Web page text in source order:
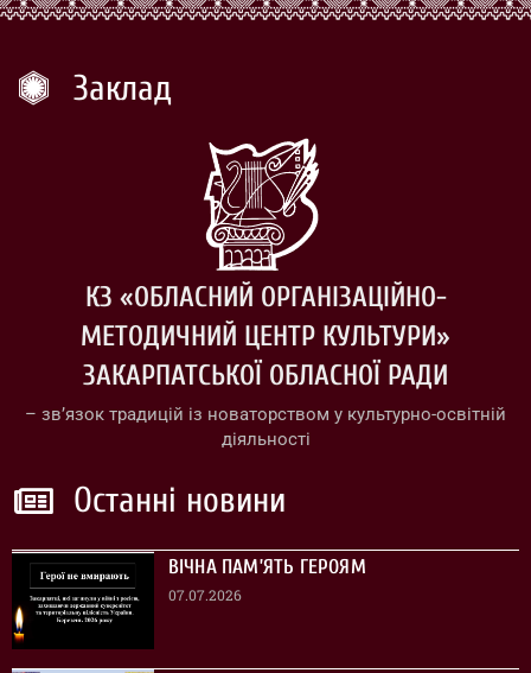
Заклад
КЗ «ОБЛАСНИЙ ОРГАНІЗАЦІЙНО-
МЕТОДИЧНИЙ ЦЕНТР КУЛЬТУРИ»
ЗАКАРПАТСЬКОЇ ОБЛАСНОЇ РАДИ
– зв’язок традицій із новаторством у культурно-освітній
діяльності
Останні новини
ВІЧНА ПАМ’ЯТЬ ГЕРОЯМ
07.07.2026